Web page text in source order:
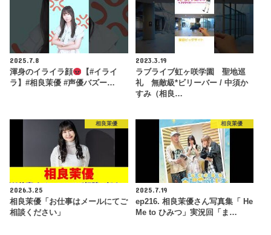
2025.7.8
渾身のイライラ顔
【#イライ
ラ】#相良茉優 #声優バズー…
2023.3.19
ラブライブ虹ヶ咲学園 聖地巡
礼 無敵級*ビリーバー / 中須か
すみ（相良…
相良茉優
2026.3.25
相良茉優「お仕事はメールにてご
相談ください」
相良茉優
2025.7.19
ep216. 相良茉優さん写真集「 He
Me to ひみつ」実況回「ま…